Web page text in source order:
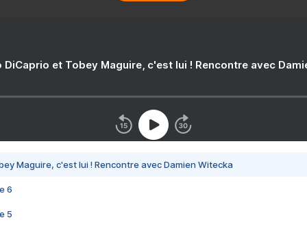
DiCaprio et Tobey Maguire, c'est lui ! Rencontre avec
Maguire, c'est lui ! Rencontre avec Damien Witecka
6
5